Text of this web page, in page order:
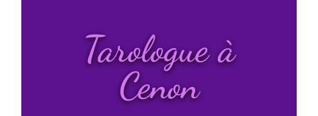
Tarologue à
Cenon